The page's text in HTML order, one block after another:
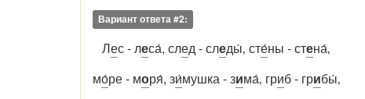
Вариант ответа #2:
Лес - леса́, след - следы́‚ сте́ны - стена́‚
мо́ре - моря́, зи́мушка - зима́‚ гриб - грибы́‚